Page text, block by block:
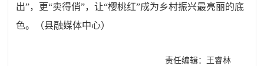
出”，更“卖得俏”，让“樱桃红”成为乡村振兴最亮丽的底
色。（县融媒体中心）
责任编辑：王睿林